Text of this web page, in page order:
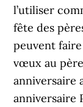
l’utiliser
fête des
peuvent
vœux au
anniversaire
anniversaire